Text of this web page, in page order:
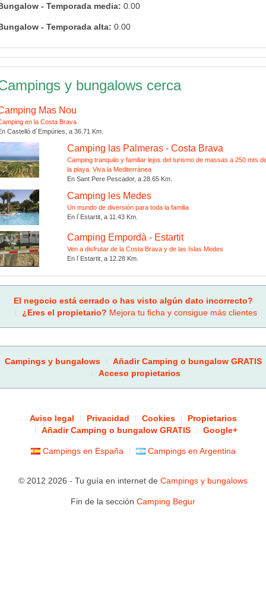
- Temporada media: 0.00
- Temporada alta: 0.00
y bungalows cerca
Mas Nou
en la Costa Brava
Castelló d´Empúries, a 36.71 Km.
Camping las Palmeras - Costa Brava
Camping tranquilo y familiar lejos del turismo de massas a 250 mts
la playa. Viva la Mediterrànea
En Sant Pere Pescador, a 28.65 Km.
Camping les Medes
Un mundo de diversión para toda la familia
En l´Estartit, a 11.43 Km.
Camping Empordà - Estartit
Ven a disfrutar de la Costa Brava y de las Islas Medes
En l´Estartit, a 12.28 Km.
El negocio está cerrado o has visto algún dato incorrecto?
¿Eres el propietario? Mejora tu ficha y consigue más clientes
Campings y bungalows
Añadir Camping o bungalow GRATIS
Acceso propietarios
Aviso legal Privacidad Cookies
Propietarios
Añadir Camping o bungalow GRATIS
Google+
Campings en España Campings en Argentina
© 2012 2026 - Tu guía en internet de Campings y bungalows
Fin de la sección Camping Begur